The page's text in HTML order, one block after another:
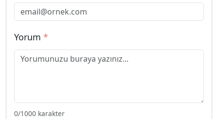
Yorum *
0/1000 karakter